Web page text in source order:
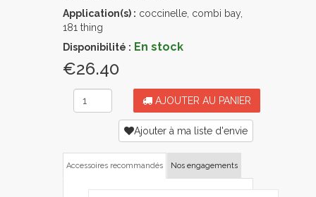
Application(s) : coccinelle, combi bay,
181 thing
Disponibilité : En stock
€26.40
AJOUTER AU PANIER
Ajouter à ma liste d'envie
Accessoires recommandés Nos engagements